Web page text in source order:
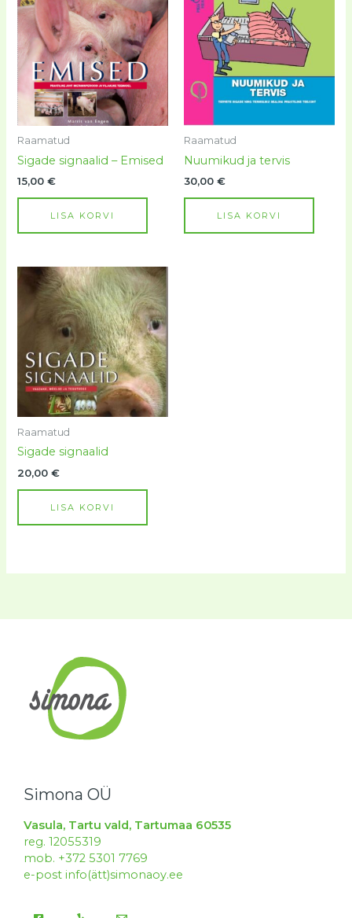
Raamatud
Sigade signaalid – Emised
15,00€
LISA KORVI
Raamatud
Nuumikud ja tervis
30,00 €
LISA KORVI
Raamatud
Sigade signaalid
20,00€
LISA KORVI
Simona OÜ
Vasula, Tartu vald, Tartumaa 60535
reg. 12055319
mob. +372 5301 7769
e-post info(ätt)simonaoy.ee